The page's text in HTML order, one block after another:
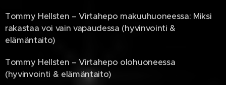
Tommy Hellsten – Virtahepo makuuhuoneessa: Miksi
rakastaa voi vain vapaudessa (hyvinvointi &
elämäntaito)
Tommy Hellsten – Virtahepo olohuoneessa
(hyvinvointi & elämäntaito)